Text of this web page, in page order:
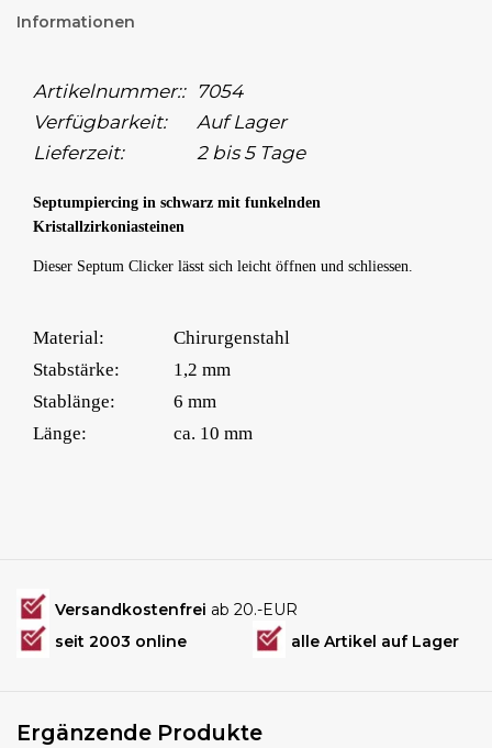
Informationen
Artikelnummer:: 7054
Verfügbarkeit:
Auf Lager
Lieferzeit:
2 bis 5 Tage
Septumpiercing in schwarz mit funkelnden
Kristallzirkoniasteinen
Dieser Septum Clicker lässt sich leicht öffnen und schliessen.
Material:
Chirurgenstahl
Stabstärke:
1,2 mm
Stablänge:
6 mm
Länge:
ca. 10 mm
Versandkostenfrei ab 20.-EUR
seit 2003 online
alle Artikel auf Lager
Ergänzende Produkte